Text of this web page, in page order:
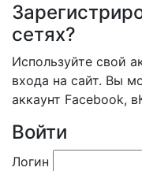
сетях?
Используйте свой
входа на сайт. Вы
аккаунт Facebook,
Войти
Логин